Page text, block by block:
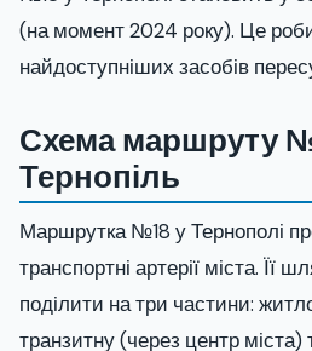
(на момент 2024 року). Це
найдоступніших засобів
Схема маршруту
Тернопіль
Маршрутка №18 у Тернополі
транспортні артерії міста. Її
поділити на три частини:
транзитну (через центр міста)